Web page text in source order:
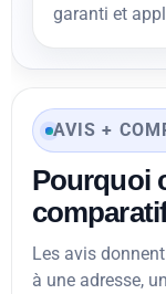
garanti et
AVIS +
Pourquoi
Les avis
à une adresse, un